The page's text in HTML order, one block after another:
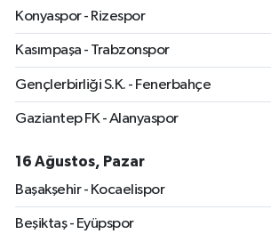
Konyaspor - Rizespor
Kasımpaşa - Trabzonspor
Gençlerbirliği S.K. - Fenerbahçe
Gaziantep FK - Alanyaspor
16 Ağustos, Pazar
Başakşehir - Kocaelispor
Beşiktaş - Eyüpspor